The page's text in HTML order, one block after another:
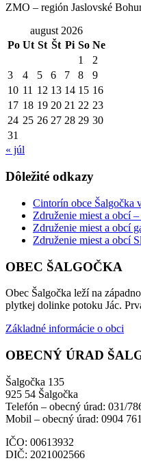
ZMO – región Jaslovské
august 2026
Po Ut St Št Pi So Ne
1
2
3
4 5 6 7 8
9
10 11 12 13 14 15 16
17 18 19 20 21 22 23
24 25 26 27 28 29 30
31
« júl
Dôležité odkazy
Cintorín obce Šalgočka
Združenie miest a obcí
Združenie miest a obcí
Združenie miest a obcí
OBEC ŠALGOČKA
Obec Šalgočka leží na
plytkej dolinke potoku Jác.
Základné informácie o obci
OBECNÝ ÚRAD
Šalgočka 135
925 54 Šalgočka
Telefón – obecný úrad: 031/
Mobil – obecný úrad: 0904
IČO: 00613932
DIČ: 2021002566